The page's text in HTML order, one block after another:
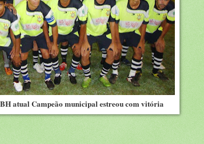
atual Campeão municipal estreou com vitória